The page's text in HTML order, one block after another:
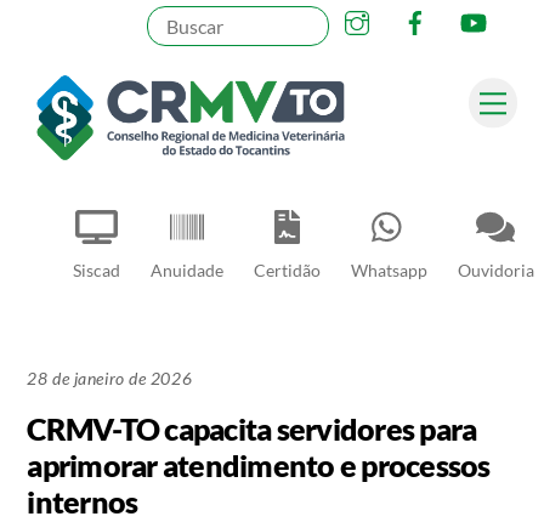
content
Siscad Anuidade Certidão Whatsapp Ouvidoria
InstagramFacebook
Pesquisar
28 de janeiro de 2026
CRMV-TO capacita servidores para
aprimorar atendimento e processos
internos